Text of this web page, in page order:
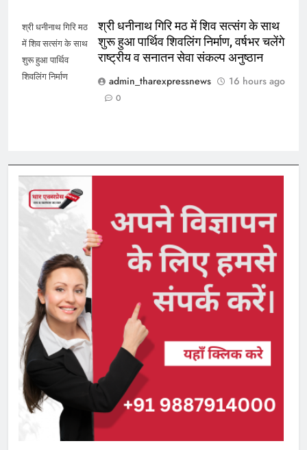
श्री धनीनाथ गिरि मठ
में शिव सत्संग के साथ
शुरू हुआ पार्थिव
शिवलिंग निर्माण
श्री धनीनाथ गिरि मठ में शिव सत्संग के साथ
शुरू हुआ पार्थिव शिवलिंग निर्माण, वर्षभर चलेंगे
राष्ट्रीय व सनातन सेवा संकल्प अनुष्ठान
admin_tharexpressnews
16 hours ago
0